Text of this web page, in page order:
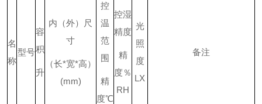
名
称
型号
容
积
升
内（外）尺
寸
（长*宽*高）
(mm)
控
温
范
围
精
度℃
控湿
精度
精
度％
RH
光
照
度
LX
备注